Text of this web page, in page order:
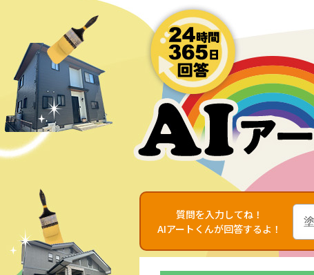
質問を入力してね！
AIアートくんが回答するよ！